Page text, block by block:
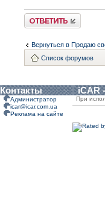
Ответить
Вернуться в Продаю
Список форумов
Контакты iCAR
Администратор
icar@icar.com.ua
Реклама на сайте
При